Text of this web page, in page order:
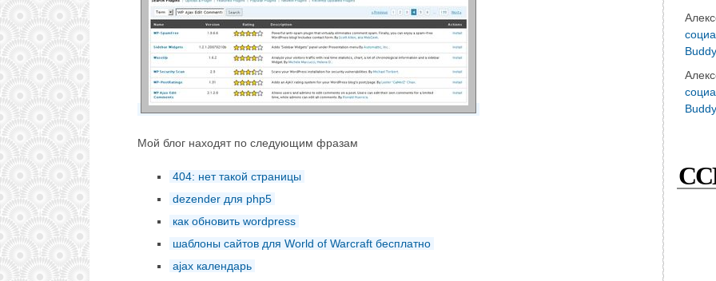
Мой блог находят по следующим фразам
404: нет такой страницы
dezender для php5
как обновить wordpress
шаблоны сайтов для World of Warcraft бесплатно
ajax календарь